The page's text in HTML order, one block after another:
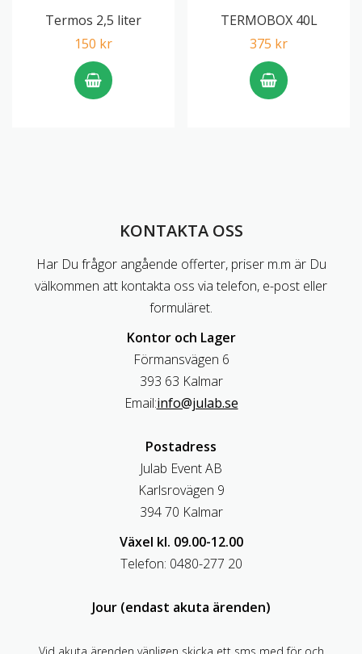
Termos 2,5 liter
150 kr
TERMOBOX 40L
375 kr
KONTAKTA OSS
Har Du frågor angående offerter, priser m.m är Du
välkommen att kontakta oss via telefon, e-post eller
formuläret.
Kontor och Lager
Förmansvägen 6
393 63 Kalmar
Email:info@julab.se
Postadress
Julab Event AB
Karlsrovägen 9
394 70 Kalmar
Växel kl. 09.00-12.00
Telefon: 0480-277 20
Jour (endast akuta ärenden)